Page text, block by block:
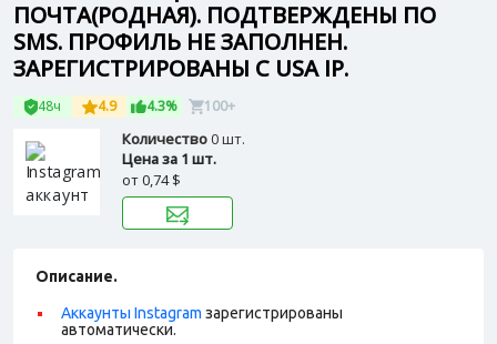
ПОЧТА(РОДНАЯ). ПОДТВЕРЖДЕНЫ ПО
SMS. ПРОФИЛЬ НЕ ЗАПОЛНЕН.
ЗАРЕГИСТРИРОВАНЫ С USA IP.
48ч 4.9 4.3% 100+
Количество0 шт.
Цена за 1 шт.
от0,74 $
Описание.
Аккаунты Instagram зарегистрированы
автоматически.